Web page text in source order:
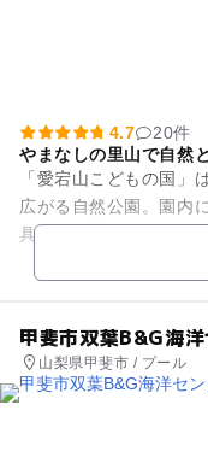
4.7
20件
やまなしの里山で自然
「愛宕山こどもの国」
広がる自然公園。園内
具、迷路、夏場に水遊
様々な遊具が設置され
甲斐市双葉B&G海
山梨県甲斐市 / プール